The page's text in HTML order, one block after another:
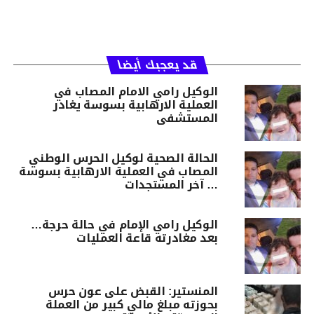
قد يعجبك أيضا
الوكيل رامي الامام المصاب في
العملية الارهابية بسوسة يغادر
المستشفى
الحالة الصحية لوكيل الحرس الوطني
المصاب في العملية الارهابية بسوسة
… آخر المستجدات
الوكيل رامي الإمام في حالة حرجة…
بعد مغادرته قاعة العمليات
المنستير: القبض على عون حرس
بحوزته مبلغ مالي كبير من العملة